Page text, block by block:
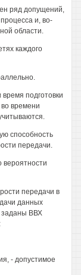
ряд допущений,
и, во-
области.
каждого
подготовки
времени
способность
передачи.
вероятности
передачи в
данных
заданы ВВХ
- допустимое